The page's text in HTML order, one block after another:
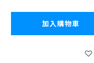
加入購物車